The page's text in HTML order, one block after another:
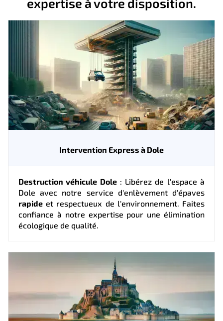
Intervention Express à Dole
Destruction véhicule Dole: Libérez de l'espace à
Dole avec notre service d'enlèvement d'épaves
rapide et respectueux de l'environnement. Faites
confiance à notre expertise pour une élimination
écologique de qualité.